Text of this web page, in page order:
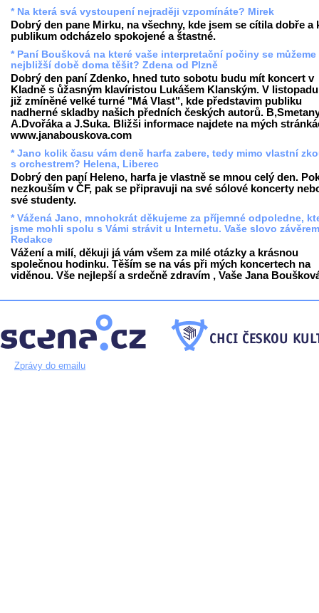
* Na která svá vystoupení nejraději vzpomínáte? Mirek
Dobrý den pane Mirku, na všechny, kde jsem se cítila dobře a
publikum odcházelo spokojené a štastné.
* Paní Boušková na které vaše interpretační počiny se můžeme
nejbližší době doma těšit? Zdena od Plzně
Dobrý den paní Zdenko, hned tuto sobotu budu mít koncert v
Kladně s ůžasným klavíristou Lukášem Klanským. V
již zmíněné velké turné "Má Vlast", kde představim publiku
nadherné skladby našich předních českých autorů.
A.Dvořáka a J.Suka. Bližši informace najdete na mých
www.janabouskova.com
* Jano kolik času vám deně harfa zabere, tedy mimo vlastní
s orchestrem? Helena, Liberec
Dobrý den paní Heleno, harfa je vlastně se mnou celý den.
nezkouším v ČF, pak se připravuji na své sólové koncerty
své studenty.
* Vážená Jano, mnohokrát děkujeme za příjemné odpoledne,
jsme mohli spolu s Vámi strávit u Internetu. Vaše slovo
Redakce
Vážení a milí, děkuji já vám všem za milé otázky a krásnou
společnou hodinku. Těším se na vás při mých koncertech na
viděnou. Vše nejlepší a srdečně zdravím , Vaše Jana
Zprávy do emailu